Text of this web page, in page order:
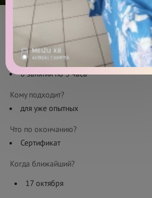
Как проходит?
Живое обучение в школе
Сколько длится?
8 занятий по 3 часа
Кому подходит?
для уже опытных
Что по окончанию?
Сертификат
Когда ближайший?
17 октября